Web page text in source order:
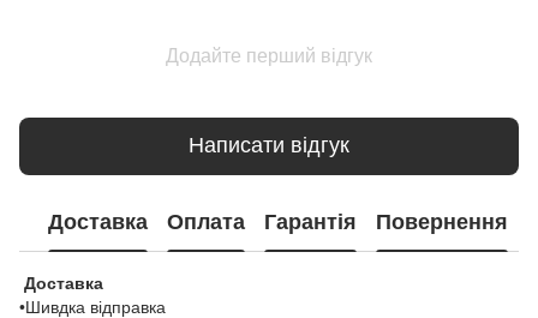
Додайте перший відгук
Написати відгук
Доставка Оплата Гарантія Повернення
Доставка
•Шивдка відправка